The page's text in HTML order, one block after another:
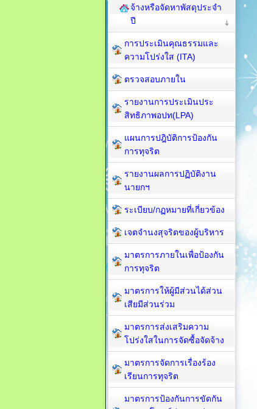
จ้างหรือจัดหาพัสดุประจำ
ปี
การประเมินคุณธรรมและ
ความโปร่งใส (ITA)
ตรวจสอบภายใน
รายงานการประเมินประ
สิทธิภาพอปท(LPA)
แผนการปฎิบัติการป้องกัน
การทุจริต
รายงานผลการปฏิบัติงาน
นายกฯ
ระเบียบ/กฏหมายที่เกี่ยวข้อง
เจตจำนงสุจริตของผู้บริหาร
มาตรการภายในเพื่อป้องกัน
การทุจริต​
มาตรการให้ผู้มีส่วนได้ส่วน
เสียมีส่วนร่วม
มาตรการส่งเสริมความ
โปร่งใสในการจัดซื้อจัดจ้าง
มาตรการจัดการเรื่องร้อง
เรียนการทุจริต
มาตรการป้องกันการขัดกัน